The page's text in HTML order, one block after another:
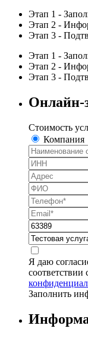
Этап 1 -
Этап 2 -
Этап 3 -
Этап 1 -
Этап 2 -
Этап 3 -
Онлайн-
Стоимость
Компания
Я даю
Заполнить